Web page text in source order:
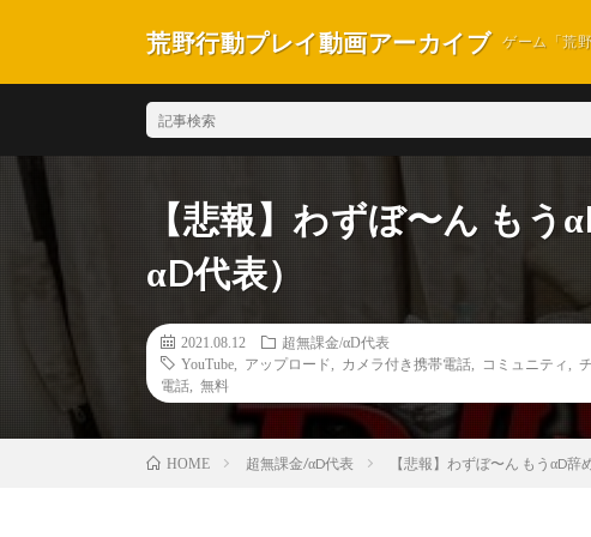
荒野行動プレイ動画アーカイブ ゲーム「荒
【悲報】わずぼ〜ん も
αD代表）
2021.08.12
超無課金/αD代表
YouTube
アップロード カメラ付き携帯電話 コミュニティ
電話
無料
HOME 超無課金/αD代表 【悲報】わずぼ〜ん もうαD辞